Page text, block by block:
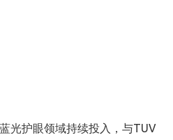
光护眼领域持续投入，与TUV